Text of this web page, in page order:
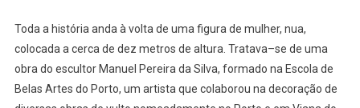
Toda a história anda à volta de uma figura de mulher, nua,
colocada a cerca de dez metros de altura. Tratava–se de uma
obra do escultor Manuel Pereira da Silva, formado na Escola de
Belas Artes do Porto, um artista que colaborou na decoração de